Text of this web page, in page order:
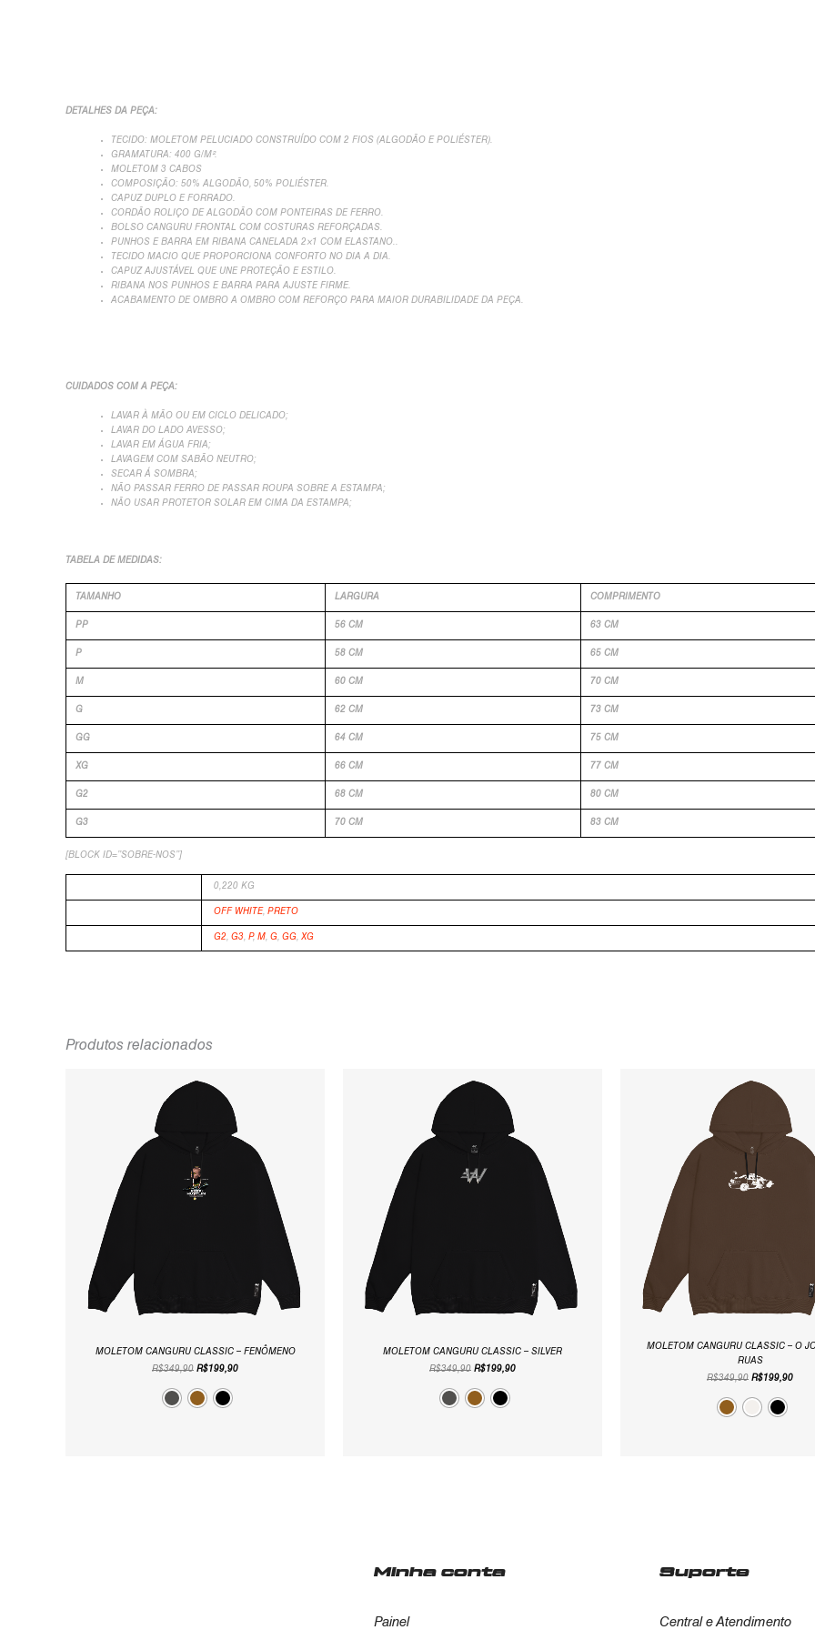
DETALHES DA PEÇA:
TECIDO: MOLETOM PELUCIADO CONSTRUÍDO COM 2 FIOS (ALGODÃO E POLIÉSTER).
GRAMATURA: 400 G/M².
MOLETOM 3 CABOS
COMPOSIÇÃO: 50% ALGODÃO, 50% POLIÉSTER.
CAPUZ DUPLO E FORRADO.
CORDÃO ROLIÇO DE ALGODÃO COM PONTEIRAS DE FERRO.
BOLSO CANGURU FRONTAL COM COSTURAS REFORÇADAS.
PUNHOS E BARRA EM RIBANA CANELADA 2×1 COM ELASTANO..
TECIDO MACIO QUE PROPORCIONA CONFORTO NO DIA A DIA.
CAPUZ AJUSTÁVEL QUE UNE PROTEÇÃO E ESTILO.
RIBANA NOS PUNHOS E BARRA PARA AJUSTE FIRME.
ACABAMENTO DE OMBRO A OMBRO COM REFORÇO PARA MAIOR DURABILIDADE DA PEÇA.
CUIDADOS COM A PEÇA:
LAVAR À MÃO OU EM CICLO DELICADO;
LAVAR DO LADO AVESSO;
LAVAR EM ÁGUA FRIA;
LAVAGEM COM SABÃO NEUTRO;
SECAR Á SOMBRA;
NÃO PASSAR FERRO DE PASSAR ROUPA SOBRE A ESTAMPA;
NÃO USAR PROTETOR SOLAR EM CIMA DA ESTAMPA;
TABELA DE MEDIDAS:
TAMANHO LARGURA COMPRIMENTO
PP 56 CM 63 CM
P 58 CM 65 CM
M 60 CM 70 CM
G 62 CM 73 CM
GG 64 CM 75 CM
XG 66 CM 77 CM
G2 68 CM 80 CM
G3 70 CM 83 CM
[BLOCK ID=”SOBRE-NOS”]
0,220 KG
OFF WHITE,PRETO
G2,G3,P,M,G,GG,XG
Produtos relacionados
MOLETOM CANGURU CLASSIC – FENÔMENO
R$349,90
PREÇO
ORIGINAL
R$349,90.
R$ 199,90
MOLETOM CANGURU CLASSIC – SILVER
R$349,90
PREÇO
ORIGINAL
R$349,90.
R$ 199,90
MOLETOM CANGURU CLASSIC – O
RUAS
R$349,90
PREÇO
ORIGINAL
R$349,90.
R$ 199,90
Minha conta
Painel
Suporte
Central e Atendimento